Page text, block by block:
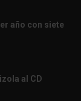
año con siete
al CD